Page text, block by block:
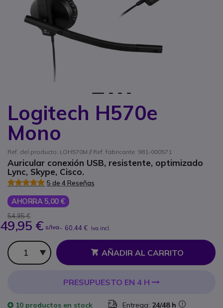
Logitech H570e
Mono
Ref. del producto: LOH570M // Ref. fabricante: 981-000571
Auricular conexión USB, resistente, optimizado
Lync, Skype, Cisco.
5 de 4 Reseñas
AHORRA 5,00 €
54,95 €
49,95 € s/Iva- 60,44 € Iva incl.
Cantidad
AÑADIR AL CARRITO
PRESUPUESTO EN 4 H
10 productos en stock Entrega: 24/48 h
Saltar al comienzo de la galería de imágenes